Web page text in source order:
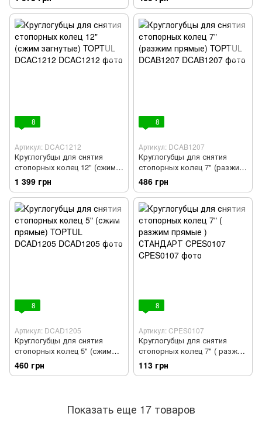
DCBC1309
8
Артикул: DCAC1212
Круглогубцы для снятия
стопорных колец 12" (сжим
загнутые) TOPTUL DCAC1212
1 399 грн
8
Артикул: DCAB1207
Круглогубцы для снятия
стопорных колец 7" (разжим
прямые) TOPTUL DCAB1207
486 грн
8
Артикул: DCAD1205
Круглогубцы для снятия
стопорных колец 5" (сжим
прямые) TOPTUL DCAD1205
460 грн
8
Артикул: CPES0107
Круглогубцы для снятия
стопорных колец 7" ( разжим
прямые ) СТАНДАРТ
CPES0107
113 грн
Показать еще 17 товаров